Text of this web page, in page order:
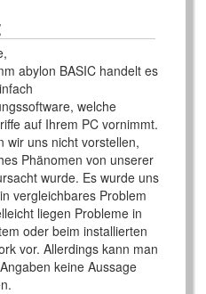
abylon BASIC handelt es
welche
auf Ihrem PC vornimmt.
wir uns nicht vorstellen,
Phänomen von unserer
wurde. Es wurde uns
vergleichbares Problem
liegen Probleme in
oder beim installierten
vor. Allerdings kann man
keine Aussage